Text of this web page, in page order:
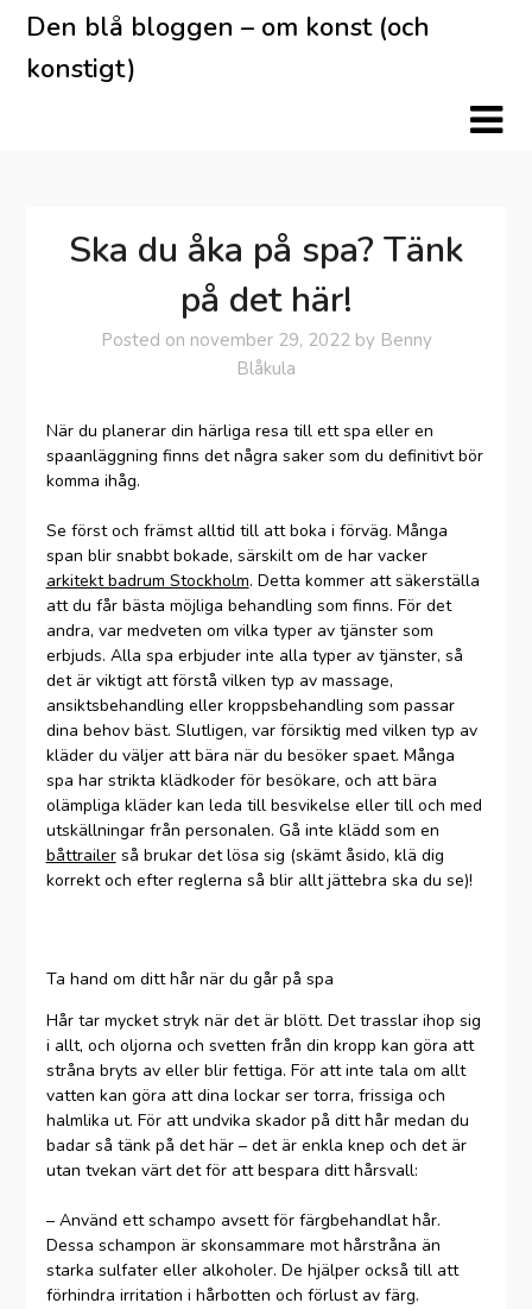
Skip
content
Den blå bloggen – om konst (och
konstigt)
Ska du åka på spa? Tänk
på det här!
Posted on november 29, 2022by Benny
Blåkula
När du planerar din härliga resa till ett spa eller en
spaanläggning finns det några saker som du definitivt bör
komma ihåg.
Se först och främst alltid till att boka i förväg. Många
span blir snabbt bokade, särskilt om de har vacker
arkitekt badrum Stockholm. Detta kommer att säkerställa
att du får bästa möjliga behandling som finns. För det
andra, var medveten om vilka typer av tjänster som
erbjuds. Alla spa erbjuder inte alla typer av tjänster, så
det är viktigt att förstå vilken typ av massage,
ansiktsbehandling eller kroppsbehandling som passar
dina behov bäst. Slutligen, var försiktig med vilken typ av
kläder du väljer att bära när du besöker spaet. Många
spa har strikta klädkoder för besökare, och att bära
olämpliga kläder kan leda till besvikelse eller till och med
utskällningar från personalen. Gå inte klädd som en
båttrailerså brukar det lösa sig (skämt åsido, klä dig
korrekt och efter reglerna så blir allt jättebra ska du se)!
Ta hand om ditt hår när du går på spa
Hår tar mycket stryk när det är blött. Det trasslar ihop sig
i allt, och oljorna och svetten från din kropp kan göra att
stråna bryts av eller blir fettiga. För att inte tala om allt
vatten kan göra att dina lockar ser torra, frissiga och
halmlika ut. För att undvika skador på ditt hår medan du
badar så tänk på det här – det är enkla knep och det är
utan tvekan värt det för att bespara ditt hårsvall:
– Använd ett schampo avsett för färgbehandlat hår.
Dessa schampon är skonsammare mot hårstråna än
starka sulfater eller alkoholer. De hjälper också till att
förhindra irritation i hårbotten och förlust av färg.